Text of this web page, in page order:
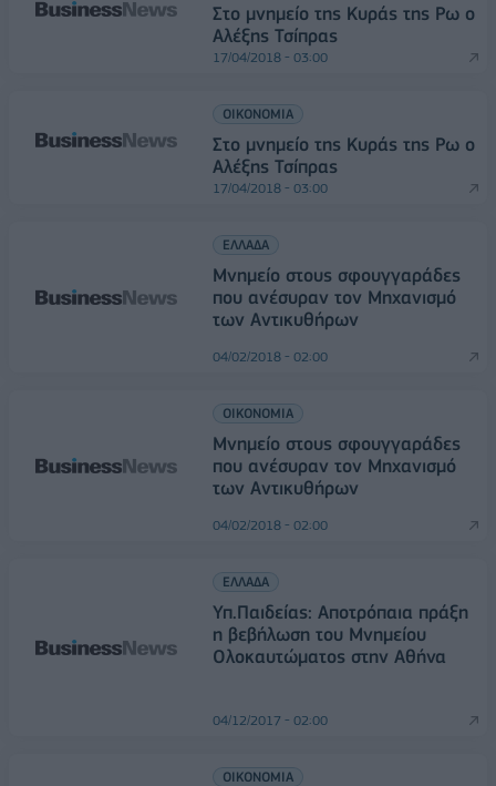
Στο μνημείο της Κυράς της Ρω ο
Αλέξης Τσίπρας
17/04/2018 - 03:00
ΟΙΚΟΝΟΜΙΑ
Στο μνημείο της Κυράς της Ρω ο
Αλέξης Τσίπρας
17/04/2018 - 03:00
ΕΛΛΑΔΑ
Μνημείο στους σφουγγαράδες
που ανέσυραν τον Μηχανισμό
των Αντικυθήρων
04/02/2018 - 02:00
ΟΙΚΟΝΟΜΙΑ
Μνημείο στους σφουγγαράδες
που ανέσυραν τον Μηχανισμό
των Αντικυθήρων
04/02/2018 - 02:00
ΕΛΛΑΔΑ
Υπ.Παιδείας: Αποτρόπαια πράξη
η βεβήλωση του Μνημείου
Ολοκαυτώματος στην Αθήνα
04/12/2017 - 02:00
ΟΙΚΟΝΟΜΙΑ